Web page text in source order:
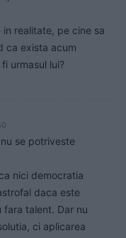
realitate, pe cine sa
ca exista acum
urmasul lui?
se potriveste
nici democratia
daca este
talent. Dar nu
ci aplicarea